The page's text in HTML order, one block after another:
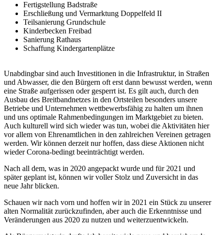
Fertigstellung Badstraße
Erschließung und Vermarktung Doppelfeld II
Teilsanierung Grundschule
Kinderbecken Freibad
Sanierung Rathaus
Schaffung Kindergartenplätze
Unabdingbar sind auch Investitionen in die Infrastruktur, in Straßen
und Abwasser, die den Bürgern oft erst dann bewusst werden, wenn
eine Straße aufgerissen oder gesperrt ist. Es gilt auch, durch den
Ausbau des Breitbandnetzes in den Ortsteilen besonders unsere
Betriebe und Unternehmen wettbewerbsfähig zu halten um ihnen
und uns optimale Rahmenbedingungen im Marktgebiet zu bieten.
Auch kulturell wird sich wieder was tun, wobei die Aktivitäten hier
vor allem von Ehrenamtlichen in den zahlreichen Vereinen getragen
werden. Wir können derzeit nur hoffen, dass diese Aktionen nicht
wieder Corona-bedingt beeinträchtigt werden.
Nach all dem, was in 2020 angepackt wurde und für 2021 und
später geplant ist, können wir voller Stolz und Zuversicht in das
neue Jahr blicken.
Schauen wir nach vorn und hoffen wir in 2021 ein Stück zu unserer
alten Normalität zurückzufinden, aber auch die Erkenntnisse und
Veränderungen aus 2020 zu nutzen und weiterzuentwickeln.